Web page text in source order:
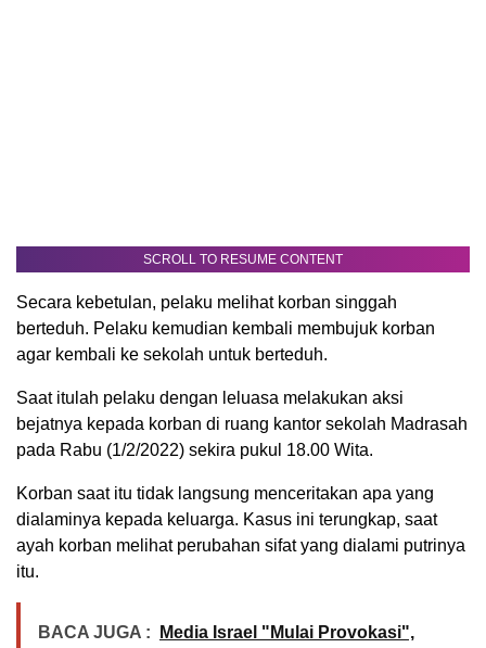
SCROLL TO RESUME CONTENT
Secara kebetulan, pelaku melihat korban singgah
berteduh. Pelaku kemudian kembali membujuk korban
agar kembali ke sekolah untuk berteduh.
Saat itulah pelaku dengan leluasa melakukan aksi
bejatnya kepada korban di ruang kantor sekolah Madrasah
pada Rabu (1/2/2022) sekira pukul 18.00 Wita.
Korban saat itu tidak langsung menceritakan apa yang
dialaminya kepada keluarga. Kasus ini terungkap, saat
ayah korban melihat perubahan sifat yang dialami putrinya
itu.
BACA JUGA :
Media Israel "Mulai Provokasi",